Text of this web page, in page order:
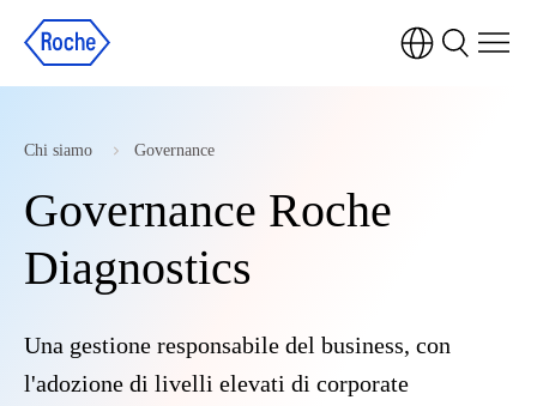
Chi siamo Governance
Governance Roche
Diagnostics
Una gestione responsabile del business, con
l'adozione di livelli elevati di corporate